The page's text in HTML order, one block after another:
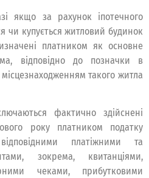
якщо за рахунок іпотечного
чи купується житловий будинок
платником як основне
відповідно до позначки в
такого житла
фактично здійснені
року платником податку
платіжними та
зокрема, квитанціями,
чеками, прибутковими